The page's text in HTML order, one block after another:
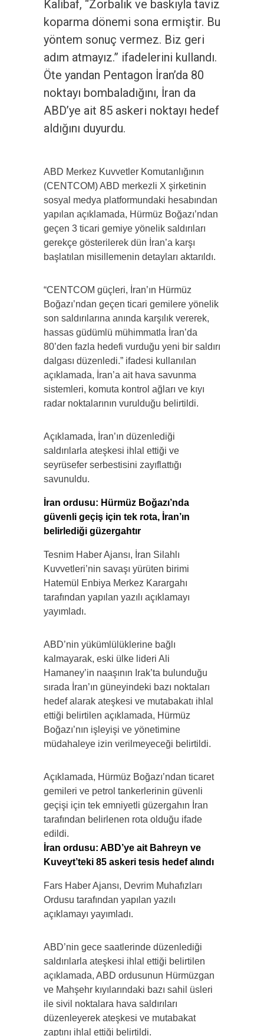
Kalibaf, “Zorbalık ve baskıyla taviz
koparma dönemi sona ermiştir. Bu
yöntem sonuç vermez. Biz geri
adım atmayız.” ifadelerini kullandı.
Öte yandan Pentagon İran’da 80
noktayı bombaladığını, İran da
ABD’ye ait 85 askeri noktayı hedef
aldığını duyurdu.
ABD Merkez Kuvvetler Komutanlığının
(CENTCOM) ABD merkezli X şirketinin
sosyal medya platformundaki hesabından
yapılan açıklamada, Hürmüz Boğazı’ndan
geçen 3 ticari gemiye yönelik saldırıları
gerekçe gösterilerek dün İran’a karşı
başlatılan misillemenin detayları aktarıldı.
“CENTCOM güçleri, İran’ın Hürmüz
Boğazı’ndan geçen ticari gemilere yönelik
son saldırılarına anında karşılık vererek,
hassas güdümlü mühimmatla İran’da
80’den fazla hedefi vurduğu yeni bir saldırı
dalgası düzenledi.” ifadesi kullanılan
açıklamada, İran’a ait hava savunma
sistemleri, komuta kontrol ağları ve kıyı
radar noktalarının vurulduğu belirtildi.
Açıklamada, İran’ın düzenlediği
saldırılarla ateşkesi ihlal ettiği ve
seyrüsefer serbestisini zayıflattığı
savunuldu.
İran ordusu: Hürmüz Boğazı’nda
güvenli geçiş için tek rota, İran’ın
belirlediği güzergahtır
Tesnim Haber Ajansı, İran Silahlı
Kuvvetleri’nin savaşı yürüten birimi
Hatemül Enbiya Merkez Karargahı
tarafından yapılan yazılı açıklamayı
yayımladı.
ABD’nin yükümlülüklerine bağlı
kalmayarak, eski ülke lideri Ali
Hamaney’in naaşının Irak’ta bulunduğu
sırada İran’ın güneyindeki bazı noktaları
hedef alarak ateşkesi ve mutabakatı ihlal
ettiği belirtilen açıklamada, Hürmüz
Boğazı’nın işleyişi ve yönetimine
müdahaleye izin verilmeyeceği belirtildi.
Açıklamada, Hürmüz Boğazı’ndan ticaret
gemileri ve petrol tankerlerinin güvenli
geçişi için tek emniyetli güzergahın İran
tarafından belirlenen rota olduğu ifade
edildi.
İran ordusu: ABD’ye ait Bahreyn ve
Kuveyt’teki 85 askeri tesis hedef alındı
Fars Haber Ajansı, Devrim Muhafızları
Ordusu tarafından yapılan yazılı
açıklamayı yayımladı.
ABD’nin gece saatlerinde düzenlediği
saldırılarla ateşkesi ihlal ettiği belirtilen
açıklamada, ABD ordusunun Hürmüzgan
ve Mahşehr kıyılarındaki bazı sahil üsleri
ile sivil noktalara hava saldırıları
düzenleyerek ateşkesi ve mutabakat
zaptını ihlal ettiği belirtildi.